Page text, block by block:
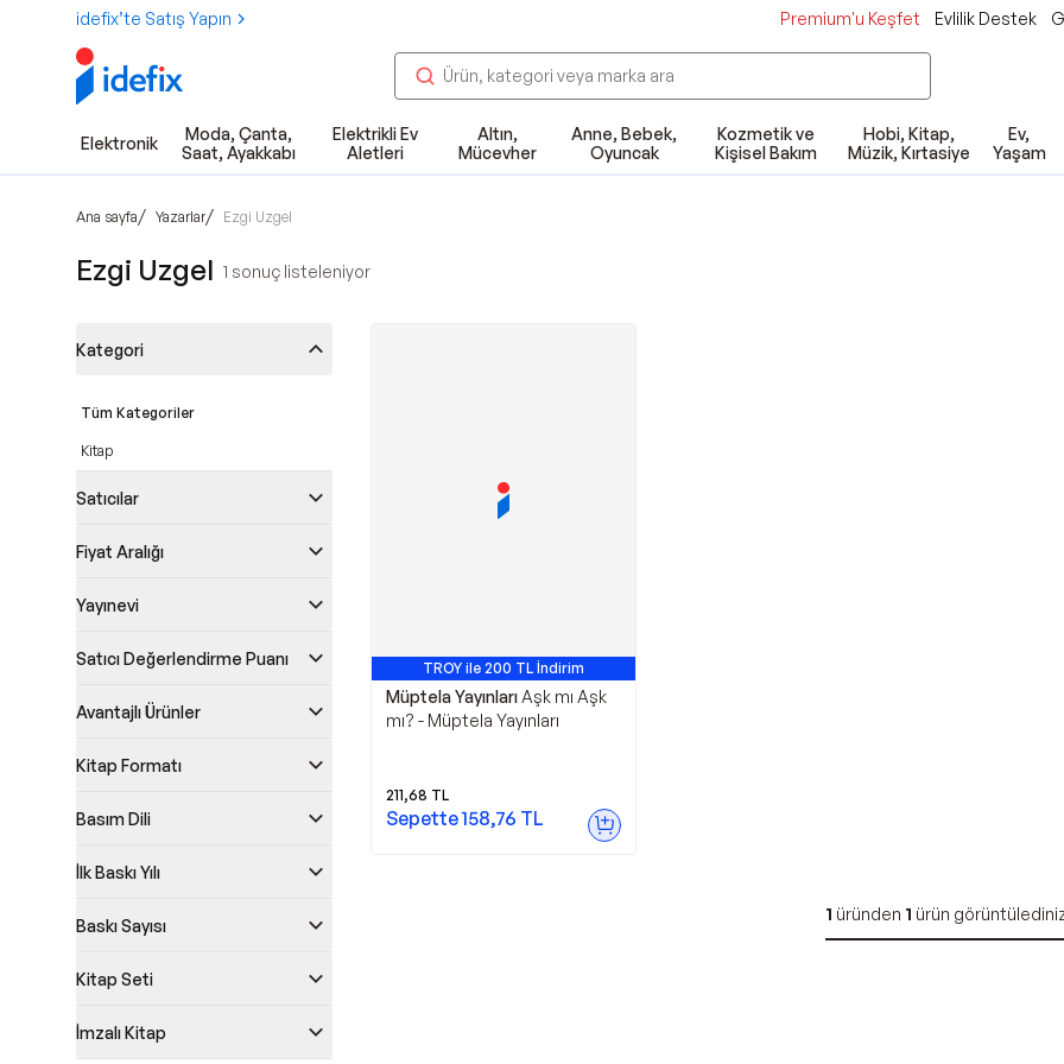
idefix’te Satış Yapın Premium'u Keşfet Evlilik Destek
Elektronik
Moda, Çanta,
Saat, Ayakkabı
Elektrikli Ev
Aletleri
Altın,
Mücevher
Anne, Bebek,
Oyuncak
Kozmetik ve
Kişisel Bakım
Hobi, Kitap,
Müzik, Kırtasiye
Ev,
Yaşam
Ana sayfa/ Yazarlar/ Ezgi Uzgel
Ezgi Uzgel 1 sonuç listeleniyor
Kategori
Tüm Kategoriler
Kitap
Satıcılar
Fiyat Aralığı
Yayınevi
Satıcı Değerlendirme Puanı
Avantajlı Ürünler
Kitap Formatı
Basım Dili
İlk Baskı Yılı
Baskı Sayısı
Kitap Seti
İmzalı Kitap
TROY ile 200 TL İndirim
Müptela Yayınları Aşk mı Aşk
mı? - Müptela Yayınları
211,68 TL
Sepette158,76 TL
1 üründen 1 ürün